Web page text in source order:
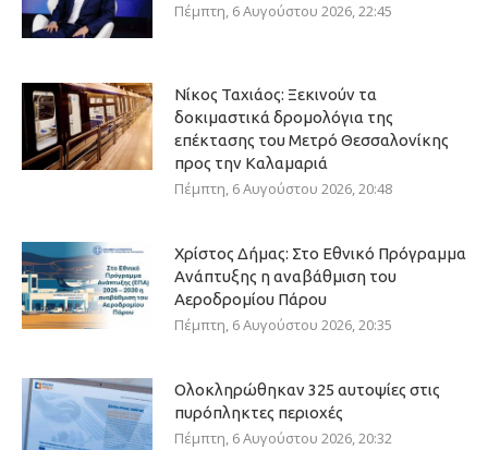
Πέμπτη, 6 Αυγούστου 2026, 22:45
Νίκος Ταχιάος: Ξεκινούν τα
δοκιμαστικά δρομολόγια της
επέκτασης του Μετρό Θεσσαλονίκης
προς την Καλαμαριά
Πέμπτη, 6 Αυγούστου 2026, 20:48
Χρίστος Δήμας: Στο Εθνικό Πρόγραμμα
Ανάπτυξης η αναβάθμιση του
Αεροδρομίου Πάρου
Πέμπτη, 6 Αυγούστου 2026, 20:35
Ολοκληρώθηκαν 325 αυτοψίες στις
πυρόπληκτες περιοχές
Πέμπτη, 6 Αυγούστου 2026, 20:32